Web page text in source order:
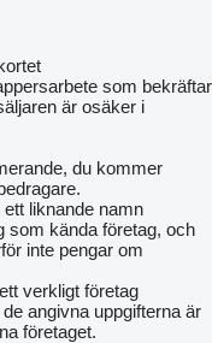
som bekräftar
är osäker i
du kommer
liknande namn
som kända företag, och
inte pengar om
verkligt företag
angivna uppgifterna är
företaget.